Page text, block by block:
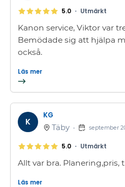
5.0 • Utmärkt
Kanon service, Viktor var
Bemödade sig att hjälpa
också.
Läs mer
K
KG
Täby • september
5.0 • Utmärkt
Allt var bra. Planering,pris,
Läs mer